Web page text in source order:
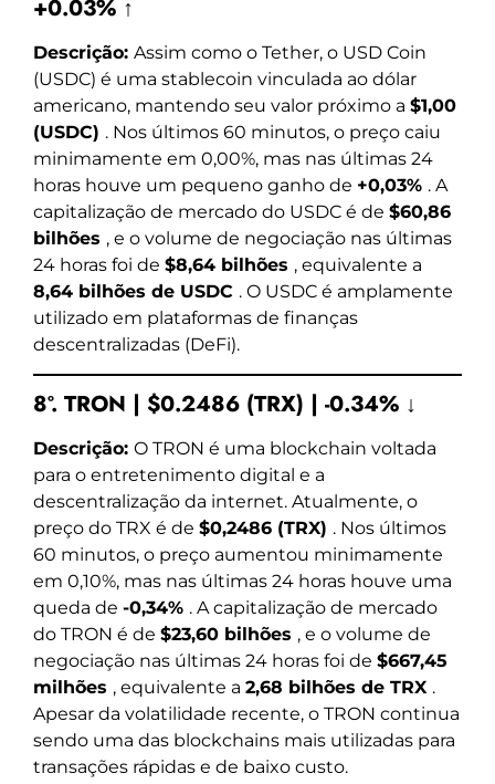
+0.03% ↑
Descrição: Assim como o Tether, o USD Coin
(USDC) é uma stablecoin vinculada ao dólar
americano, mantendo seu valor próximo a $1,00
(USDC) . Nos últimos 60 minutos, o preço caiu
minimamente em 0,00%, mas nas últimas 24
horas houve um pequeno ganho de +0,03% . A
capitalização de mercado do USDC é de $60,86
bilhões , e o volume de negociação nas últimas
24 horas foi de $8,64 bilhões , equivalente a
8,64 bilhões de USDC . O USDC é amplamente
utilizado em plataformas de finanças
descentralizadas (DeFi).
8º. TRON | $0.2486 (TRX) | -0.34% ↓
Descrição: O TRON é uma blockchain voltada
para o entretenimento digital e a
descentralização da internet. Atualmente, o
preço do TRX é de $0,2486 (TRX) . Nos últimos
60 minutos, o preço aumentou minimamente
em 0,10%, mas nas últimas 24 horas houve uma
queda de -0,34% . A capitalização de mercado
do TRON é de $23,60 bilhões , e o volume de
negociação nas últimas 24 horas foi de $667,45
milhões , equivalente a 2,68 bilhões de TRX .
Apesar da volatilidade recente, o TRON continua
sendo uma das blockchains mais utilizadas para
transações rápidas e de baixo custo.